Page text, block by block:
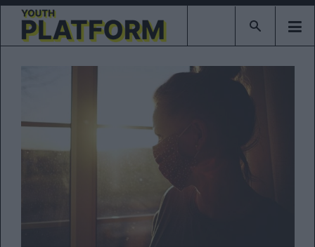
Type 2 or